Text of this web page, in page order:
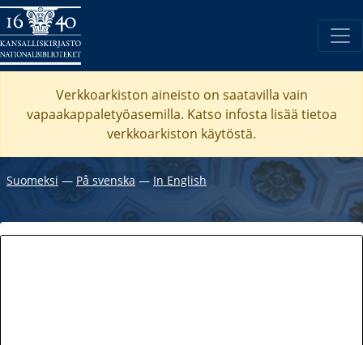
Verkkoarkiston aineisto on saatavilla vain
vapaakappaletyöasemilla. Katso infosta lisää tietoa
verkkoarkiston käytöstä.
Suomeksi ― På svenska ― In English